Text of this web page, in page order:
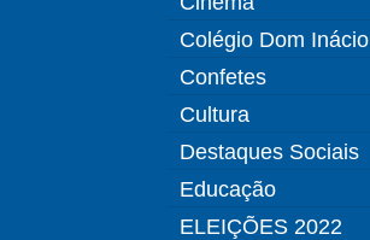
Colégio Dom Inácio
Confetes
Cultura
Destaques Sociais
Educação
ELEIÇÕES 2022